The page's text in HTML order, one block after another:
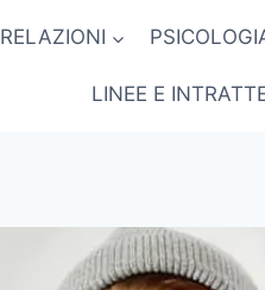
RELAZIONI
LINEE E